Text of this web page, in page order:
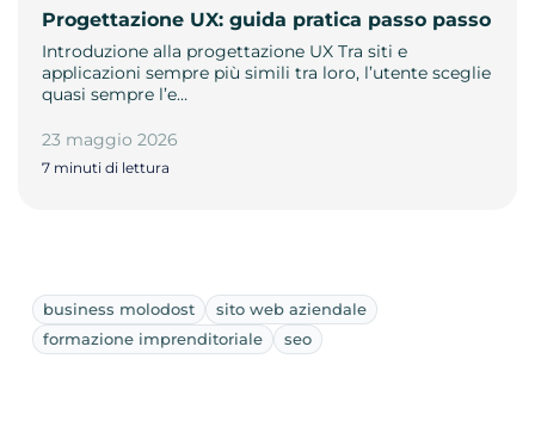
Progettazione UX: guida pratica passo passo
Introduzione alla progettazione UX Tra siti e
applicazioni sempre più simili tra loro, l’utente sceglie
quasi sempre l’e…
23 maggio 2026
7 minuti di lettura
business molodost
sito web aziendale
formazione imprenditoriale
seo